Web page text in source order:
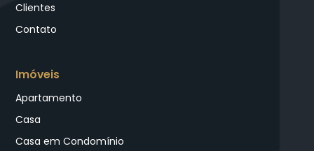
Clientes
Contato
Imóveis
Apartamento
Casa
Casa em Condomínio